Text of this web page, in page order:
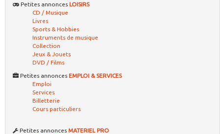
Petites annonces LOISIRS
CD / Musique
Livres
Sports & Hobbies
Instruments de musique
Collection
Jeux & Jouets
DVD / Films
Petites annonces EMPLOI & SERVICES
Emploi
Services
Billetterie
Cours particuliers
Petites annonces MATERIEL PRO